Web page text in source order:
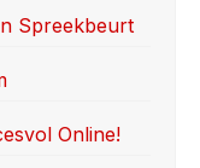
Spreekbeurt
Online!